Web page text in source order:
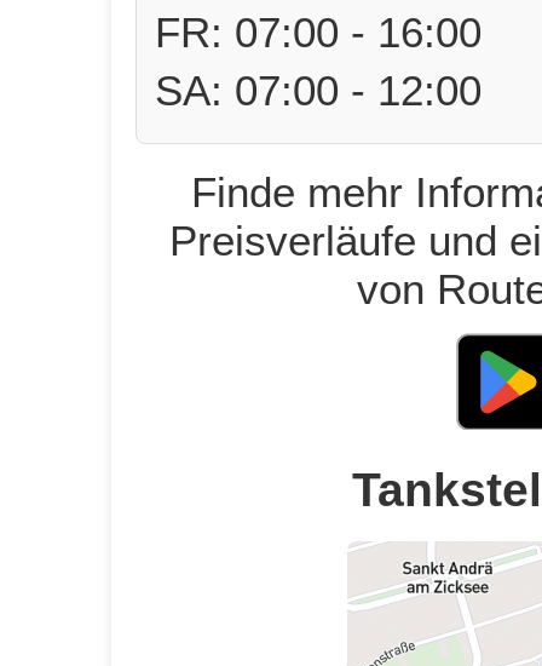
FR: 07:00 - 16:00
SA: 07:00 - 12:00
Finde mehr
Preisverläufe und
von